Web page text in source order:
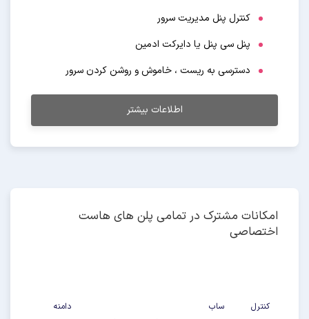
کنترل پنل مدیریت سرور
پنل سی پنل یا دایرکت ادمین
دسترسی به ریست ، خاموش و روشن کردن سرور
اطلاعات بیشتر
امکانات مشترک در تمامی پلن های هاست
اختصاصی
کنترل
ساب
دامنه